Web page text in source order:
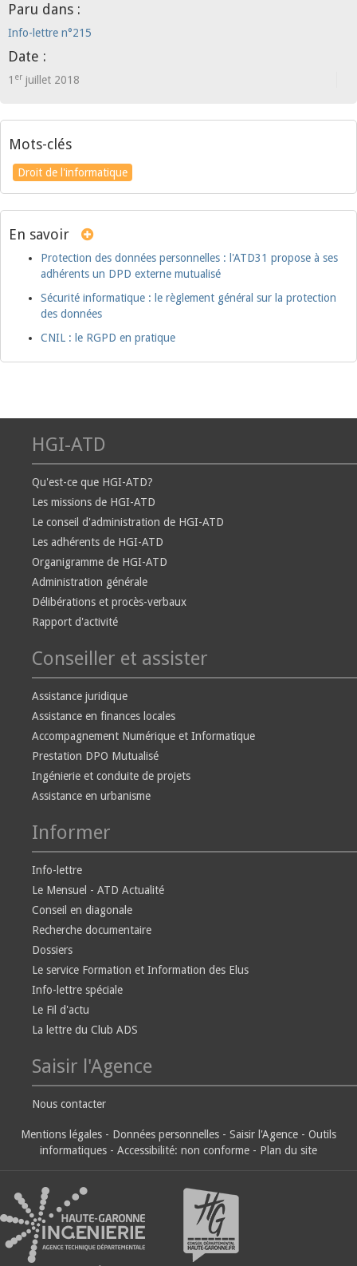
Paru dans :
Info-lettre n°215
Date :
1 er juillet 2018
Mots-clés
Droit de l'informatique
En savoir
Protection des données personnelles : l'ATD31 propose à ses
adhérents un DPD externe mutualisé
Sécurité informatique : le règlement général sur la protection
des données
CNIL : le RGPD en pratique
HGI-ATD
Qu'est-ce que HGI-ATD?
Les missions de HGI-ATD
Le conseil d'administration de HGI-ATD
Les adhérents de HGI-ATD
Organigramme de HGI-ATD
Administration générale
Délibérations et procès-verbaux
Rapport d'activité
Conseiller et assister
Assistance juridique
Assistance en finances locales
Accompagnement Numérique et Informatique
Prestation DPO Mutualisé
Ingénierie et conduite de projets
Assistance en urbanisme
Informer
Info-lettre
Le Mensuel - ATD Actualité
Conseil en diagonale
Recherche documentaire
Dossiers
Le service Formation et Information des Elus
Info-lettre spéciale
Le Fil d'actu
La lettre du Club ADS
Saisir l'Agence
Nous contacter
Mentions légales - Données personnelles - Saisir l'Agence - Outils
informatiques - Accessibilité: non conforme - Plan du site